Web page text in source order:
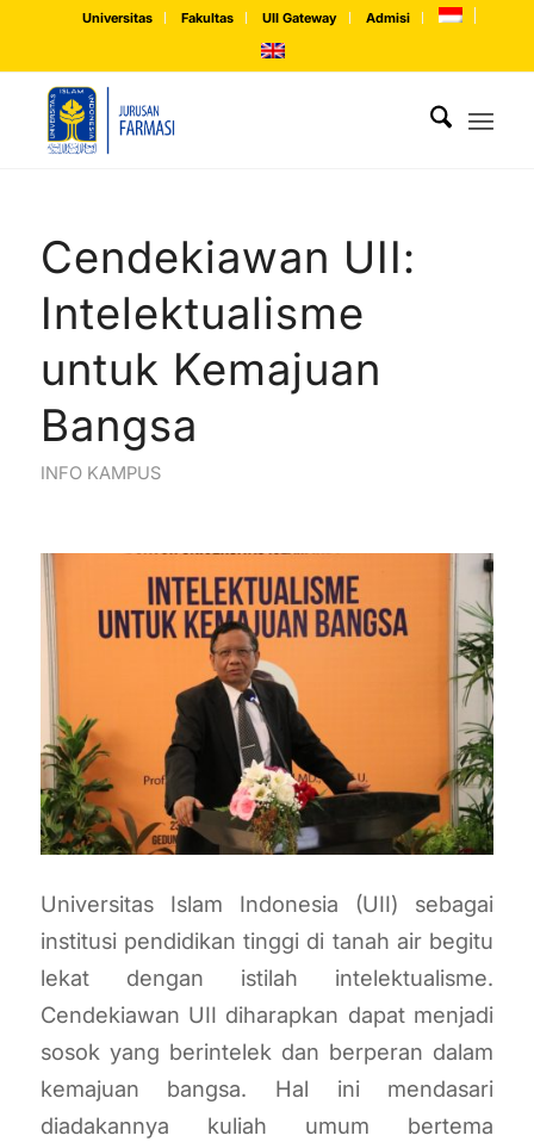
Universitas Fakultas UII Gateway Admisi
Cendekiawan UII:
Intelektualisme
untuk Kemajuan
Bangsa
INFO KAMPUS
Universitas Islam Indonesia (UII) sebagai
institusi pendidikan tinggi di tanah air begitu
lekat dengan istilah intelektualisme.
Cendekiawan UII diharapkan dapat menjadi
sosok yang berintelek dan berperan dalam
kemajuan bangsa. Hal ini mendasari
diadakannya kuliah umum bertema